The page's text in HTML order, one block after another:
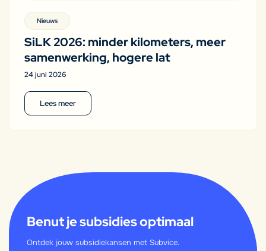
Nieuws
SiLK 2026: minder kilometers, meer
samenwerking, hogere lat
24 juni 2026
Lees meer
Benut je subsidies optimaal
Ontdek jouw subsidiekansen met Subvice.